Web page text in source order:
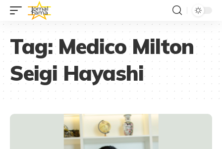
Tag:Medico Milton
Seigi Hayashi